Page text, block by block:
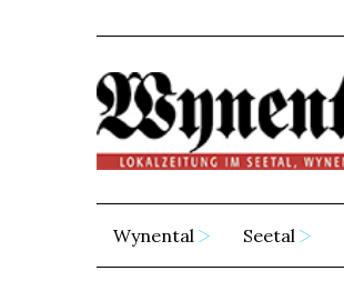
Wynental Seetal